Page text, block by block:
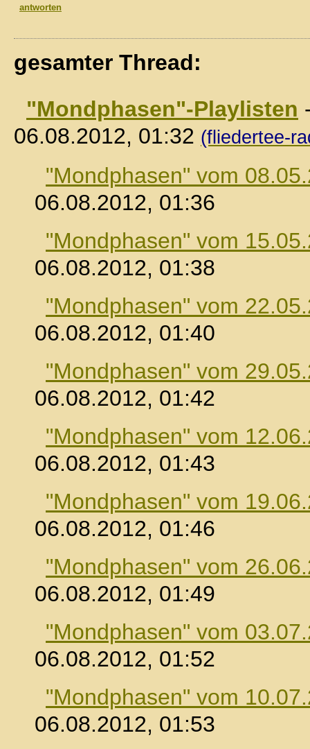
antworten
gesamter Thread:
"Mondphasen"-Playlisten
06.08.2012, 01:32 (fliedertee-
"Mondphasen" vom
06.08.2012, 01:36
"Mondphasen" vom
06.08.2012, 01:38
"Mondphasen" vom
06.08.2012, 01:40
"Mondphasen" vom
06.08.2012, 01:42
"Mondphasen" vom
06.08.2012, 01:43
"Mondphasen" vom
06.08.2012, 01:46
"Mondphasen" vom
06.08.2012, 01:49
"Mondphasen" vom
06.08.2012, 01:52
"Mondphasen" vom
06.08.2012, 01:53